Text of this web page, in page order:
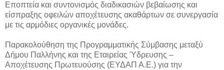
Εποπτεία και συντονισμός διαδικασιών βεβαίωσης και
είσπραξης οφειλών αποχέτευσης ακαθάρτων σε συνεργασία
με τις αρμόδιες οργανικές μονάδες.
Παρακολούθηση της Προγραμματικής Σύμβασης μεταξύ
Δήμου Παλλήνης και της Εταιρείας Ύδρευσης –
Αποχέτευσης Πρωτευούσης (ΕΥΔΑΠ Α.Ε.) για την